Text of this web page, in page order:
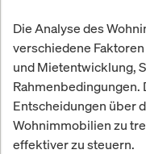
Die Analyse des
verschiedene
und Mietentwicklung,
Rahmenbedingungen.
Entscheidungen über
Wohnimmobilien zu
effektiver zu steuern.